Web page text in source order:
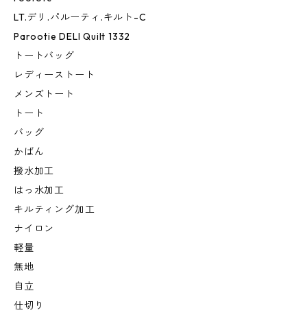
LT.デリ.パルーティ.キルト-C
Parootie DELI Quilt 1332
トートバッグ
レディーストート
メンズトート
トート
バッグ
かばん
撥水加工
はっ水加工
キルティング加工
ナイロン
軽量
無地
自立
仕切り